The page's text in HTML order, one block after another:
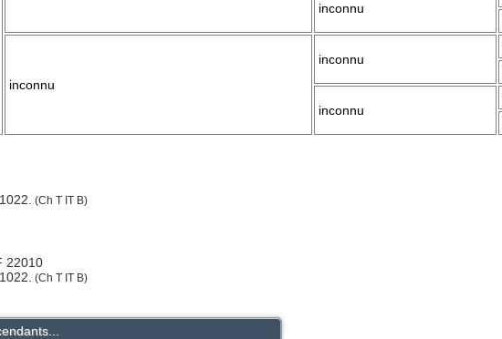
inconnu
inconnu
inconnu
inconnu
(Ch T IT B)
22010
(Ch T IT B)